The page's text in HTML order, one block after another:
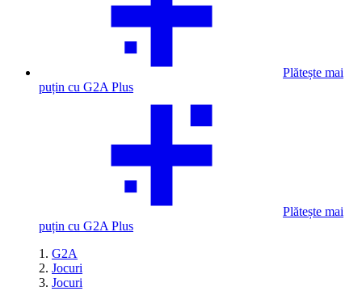
Plătește mai
puțin cu G2A Plus
Plătește mai
puțin cu G2A Plus
G2A
Jocuri
Jocuri